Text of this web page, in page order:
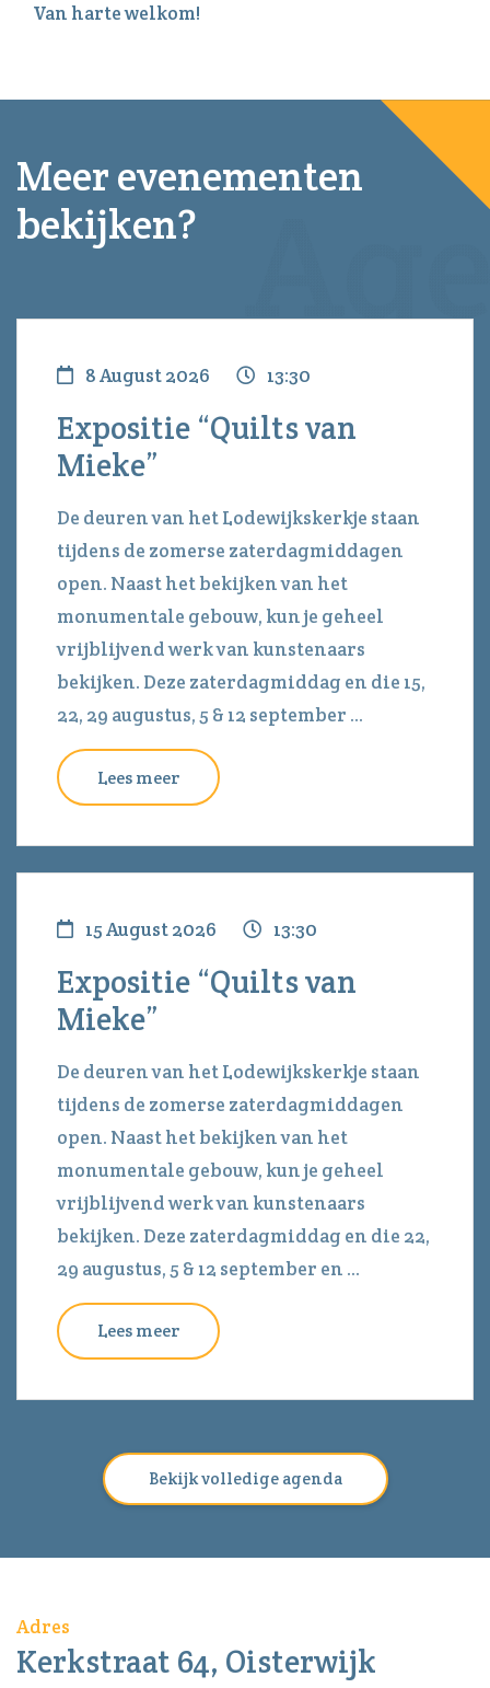
Van harte welkom!
Meer evenementen
bekijken?
8 August 2026 13:30
Expositie “Quilts van
Mieke”
De deuren van het Lodewijkskerkje staan
tijdens de zomerse zaterdagmiddagen
open. Naast het bekijken van het
monumentale gebouw, kun je geheel
vrijblijvend werk van kunstenaars
bekijken. Deze zaterdagmiddag en die 15,
22, 29 augustus, 5 & 12 september ...
Lees meer
15 August 2026 13:30
Expositie “Quilts van
Mieke”
De deuren van het Lodewijkskerkje staan
tijdens de zomerse zaterdagmiddagen
open. Naast het bekijken van het
monumentale gebouw, kun je geheel
vrijblijvend werk van kunstenaars
bekijken. Deze zaterdagmiddag en die 22,
29 augustus, 5 & 12 september en ...
Lees meer
Bekijk volledige agenda
Adres
Kerkstraat 64, Oisterwijk